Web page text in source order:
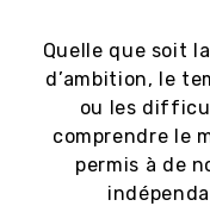
Quelle que soit
d’ambition, le
ou les
comprendre le
permis à de